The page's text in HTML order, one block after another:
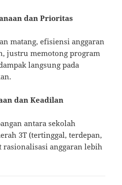
dan Prioritas
matang, efisiensi anggaran
justru memotong program
langsung pada
dan Keadilan
antara sekolah
3T (tertinggal, terdepan,
anggaran lebih